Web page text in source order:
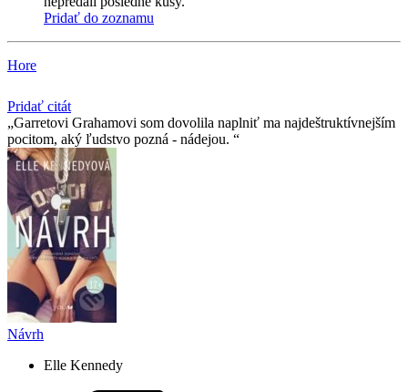
Pridať do zoznamu
Hore
Pridať citát
Garretovi Grahamovi som dovolila naplniť ma najdeštruktívnejším
pocitom, aký ľudstvo pozná - nádejou.
Návrh
Elle Kennedy